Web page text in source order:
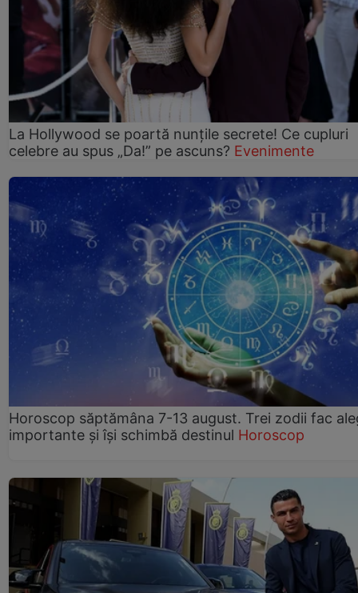
La Hollywood se poartă nunțile secrete! Ce cupluri
celebre au spus „Da!” pe ascuns? Evenimente
Horoscop săptămâna 7-13 august. Trei zodii fac
importante și își schimbă destinul Horoscop